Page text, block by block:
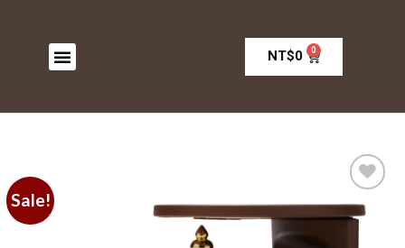
NT$0 0
Sale!
加入
願望
清單